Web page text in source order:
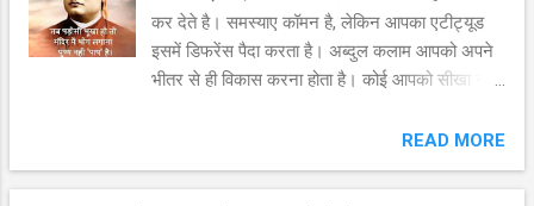
कर देते है। समस्याए कॉमन है, लेकिन आपका एटीट्यूड
इसमें डिफरेंस पैदा करता है। अब्दुल कलाम आपको अपने
भीतर से ही विकास करना होता है। कोई आपको सीखा नहीं
सिखाने वाला और कोई नहीं, सिर्फ आपकी आत्मा ही है।
असफलता नामक बिमारी को मारने के लिए सबसे बढ़िया
READ MORE